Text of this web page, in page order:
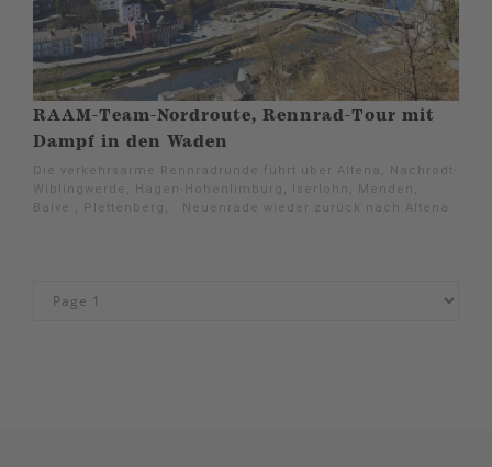
RAAM-Team-Nordroute, Rennrad-Tour mit
Dampf in den Waden
Die verkehrsarme Rennradrunde führt über Altena, Nachrodt-
Wiblingwerde, Hagen-Hohenlimburg, Iserlohn, Menden,
Balve , Plettenberg, Neuenrade wieder zurück nach Altena.